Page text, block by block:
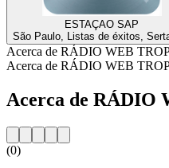
ESTAÇAO SAP
São Paulo, Listas de éxitos,
Acerca de RÁDIO WEB
Acerca de RÁDIO WEB
Acerca de RÁDIO
(0)